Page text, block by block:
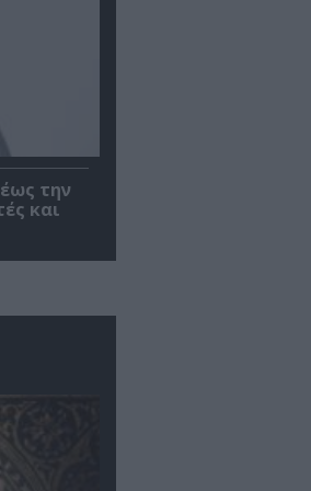
την
και